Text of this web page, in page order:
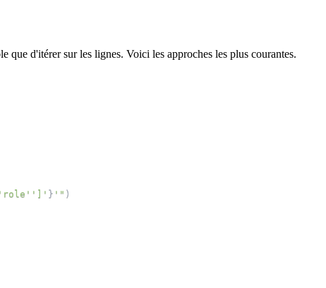
que d'itérer sur les lignes. Voici les approches les plus courantes.
'role' ']' } '" )